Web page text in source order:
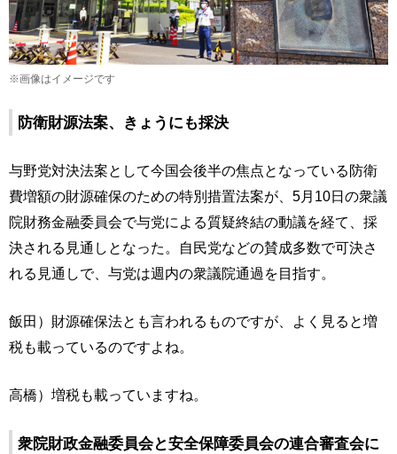
※画像はイメージです
防衛財源法案、きょうにも採決
与野党対決法案として今国会後半の焦点となっている防衛
費増額の財源確保のための特別措置法案が、5月10日の衆議
院財務金融委員会で与党による質疑終結の動議を経て、採
決される見通しとなった。自民党などの賛成多数で可決さ
れる見通しで、与党は週内の衆議院通過を目指す。
飯田）財源確保法とも言われるものですが、よく見ると増
税も載っているのですよね。
高橋）増税も載っていますね。
衆院財政金融委員会と安全保障委員会の連合審査会に